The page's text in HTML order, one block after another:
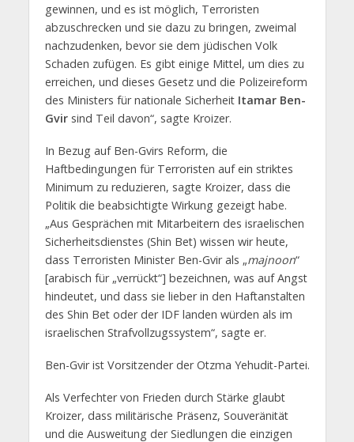
gewinnen, und es ist möglich, Terroristen
abzuschrecken und sie dazu zu bringen, zweimal
nachzudenken, bevor sie dem jüdischen Volk
Schaden zufügen. Es gibt einige Mittel, um dies zu
erreichen, und dieses Gesetz und die Polizeireform
des Ministers für nationale Sicherheit Itamar Ben-
Gvirsind Teil davon“, sagte Kroizer.
In Bezug auf Ben-Gvirs Reform, die
Haftbedingungen für Terroristen auf ein striktes
Minimum zu reduzieren, sagte Kroizer, dass die
Politik die beabsichtigte Wirkung gezeigt habe.
„Aus Gesprächen mit Mitarbeitern des israelischen
Sicherheitsdienstes (Shin Bet) wissen wir heute,
dass Terroristen Minister Ben-Gvir als „majnoon“
[arabisch für „verrückt“] bezeichnen, was auf Angst
hindeutet, und dass sie lieber in den Haftanstalten
des Shin Bet oder der IDF landen würden als im
israelischen Strafvollzugssystem“, sagte er.
Ben-Gvir ist Vorsitzender der Otzma Yehudit-Partei.
Als Verfechter von Frieden durch Stärke glaubt
Kroizer, dass militärische Präsenz, Souveränität
und die Ausweitung der Siedlungen die einzigen